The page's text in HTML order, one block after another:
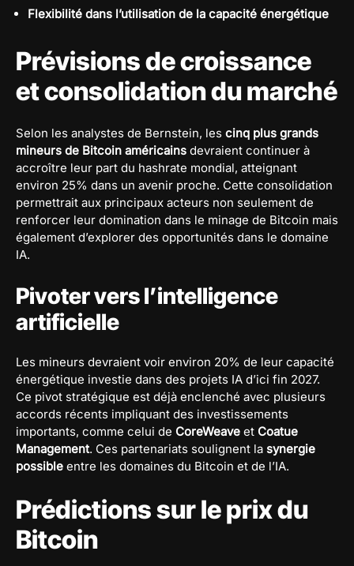
Flexibilité dans l’utilisation de la capacité énergétique
Prévisions de croissance
et consolidation du marché
Selon les analystes de Bernstein, les cinq plus grands
mineurs de Bitcoin américains devraient continuer à
accroître leur part du hashrate mondial, atteignant
environ 25% dans un avenir proche. Cette consolidation
permettrait aux principaux acteurs non seulement de
renforcer leur domination dans le minage de Bitcoin mais
également d’explorer des opportunités dans le domaine
IA.
Pivoter vers l’intelligence
artificielle
Les mineurs devraient voir environ 20% de leur capacité
énergétique investie dans des projets IA d’ici fin 2027.
Ce pivot stratégique est déjà enclenché avec plusieurs
accords récents impliquant des investissements
importants, comme celui de CoreWeave et Coatue
Management. Ces partenariats soulignent la synergie
possible entre les domaines du Bitcoin et de l’IA.
Prédictions sur le prix du
Bitcoin